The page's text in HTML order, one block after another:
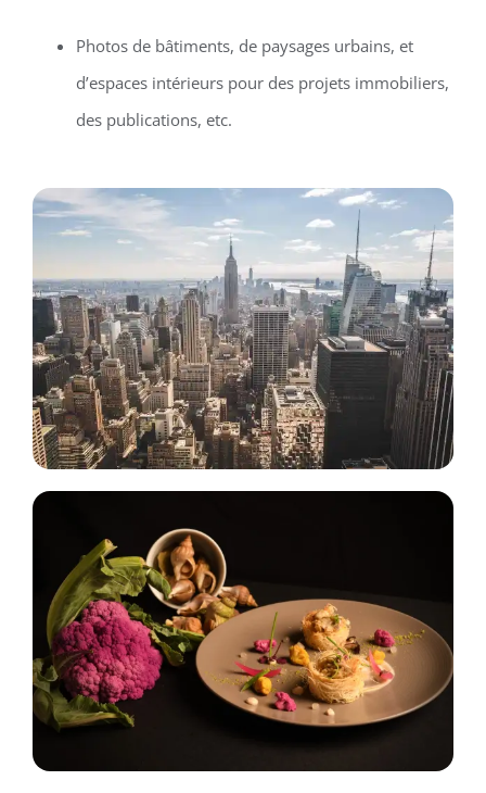
Photos de bâtiments, de paysages urbains, et
d’espaces intérieurs pour des projets immobiliers,
des publications, etc.